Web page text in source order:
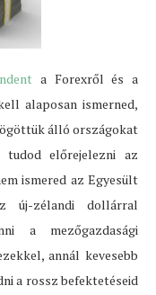
a Forexről és a
alaposan ismerned,
álló országokat
tudod előrejelezni az
ismered az Egyesült
új-zélandi dollárral
a mezőgazdasági
annál kevesebb
a rossz befektetéseid